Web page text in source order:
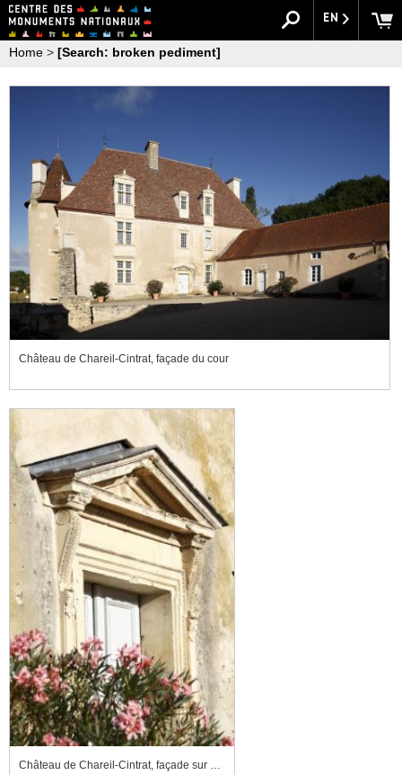
EN
Home > [Search: broken pediment]
Château de Chareil-Cintrat, façade du cour
Château de Chareil-Cintrat, façade sur cour, porte d'entrée